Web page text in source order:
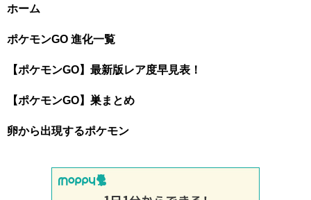
ホーム
ポケモンGO 進化一覧
【ポケモンGO】最新版レア度早見表！
【ポケモンGO】巣まとめ
卵から出現するポケモン